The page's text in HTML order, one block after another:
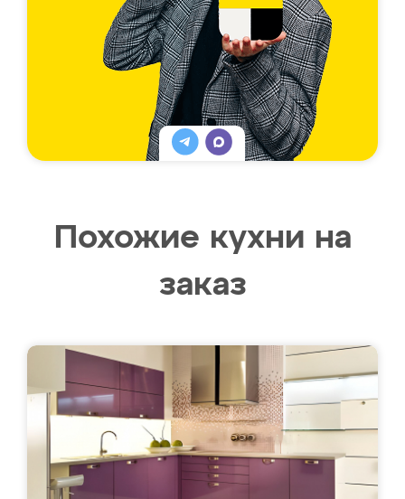
Похожие кухни на
заказ